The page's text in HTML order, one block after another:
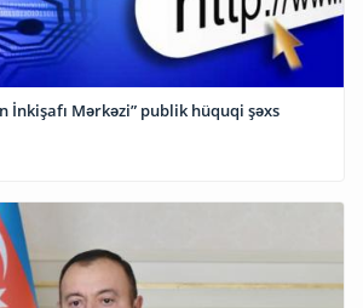
İnkişafı Mərkəzi” publik hüquqi şəxs